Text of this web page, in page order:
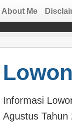
About Me
Informasi
Agustus Tahun